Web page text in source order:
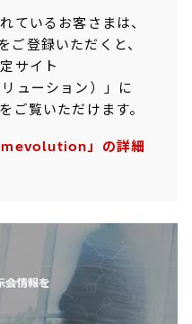
ているお客さまは、
ご登録いただくと、
サイト
ューション）」に
ご覧いただけます。
」の詳細